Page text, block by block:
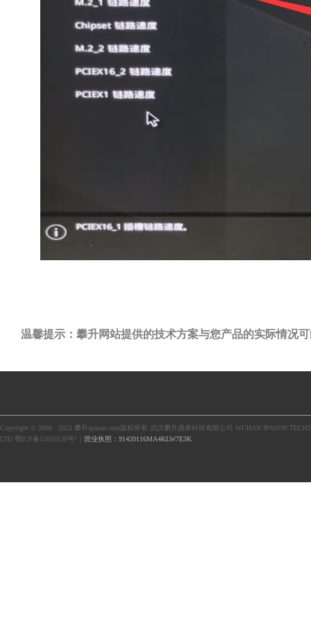
温馨提示：攀升网站提供的技术方案与您产品的实际情况
Copyright © 2008 - 2022 攀升ipason.com版权所有 武汉攀升鼎承科技有限公司 WUHAN IPASON
LTD 鄂ICP备15016139号"｜ 营业执照：91420116MA4KLW7E3K